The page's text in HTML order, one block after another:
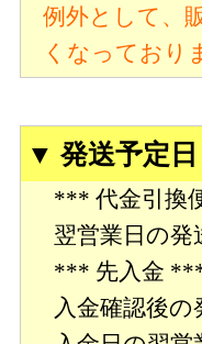
例外として、
くなっており
▼ 発送予定
*** 代金引換
翌営業日の
*** 先入金
入金確認後